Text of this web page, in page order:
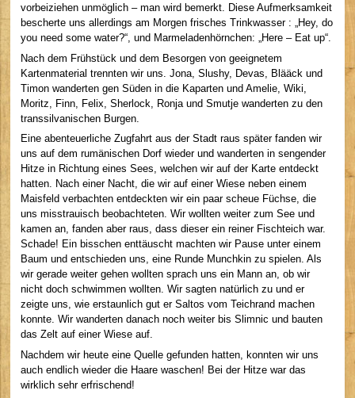
vorbeiziehen unmöglich – man wird bemerkt. Diese Aufmerksamkeit
bescherte uns allerdings am Morgen frisches Trinkwasser : „Hey, do
you need some water?“, und Marmeladenhörnchen: „Here – Eat up“.
Nach dem Frühstück und dem Besorgen von geeignetem
Kartenmaterial trennten wir uns. Jona, Slushy, Devas, Blääck und
Timon wanderten gen Süden in die Kaparten und Amelie, Wiki,
Moritz, Finn, Felix, Sherlock, Ronja und Smutje wanderten zu den
transsilvanischen Burgen.
Eine abenteuerliche Zugfahrt aus der Stadt raus später fanden wir
uns auf dem rumänischen Dorf wieder und wanderten in sengender
Hitze in Richtung eines Sees, welchen wir auf der Karte entdeckt
hatten. Nach einer Nacht, die wir auf einer Wiese neben einem
Maisfeld verbachten entdeckten wir ein paar scheue Füchse, die
uns misstrauisch beobachteten. Wir wollten weiter zum See und
kamen an, fanden aber raus, dass dieser ein reiner Fischteich war.
Schade! Ein bisschen enttäuscht machten wir Pause unter einem
Baum und entschieden uns, eine Runde Munchkin zu spielen. Als
wir gerade weiter gehen wollten sprach uns ein Mann an, ob wir
nicht doch schwimmen wollten. Wir sagten natürlich zu und er
zeigte uns, wie erstaunlich gut er Saltos vom Teichrand machen
konnte. Wir wanderten danach noch weiter bis Slimnic und bauten
das Zelt auf einer Wiese auf.
Nachdem wir heute eine Quelle gefunden hatten, konnten wir uns
auch endlich wieder die Haare waschen! Bei der Hitze war das
wirklich sehr erfrischend!